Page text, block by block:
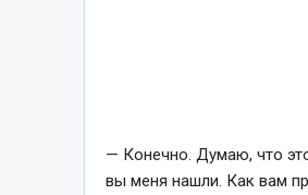
— Конечно. Думаю, что
вы меня нашли. Как вам